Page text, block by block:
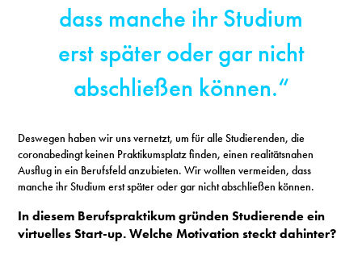
dass manche ihr Studium
erst später oder gar nicht
abschließen können.“
Deswegen haben wir uns vernetzt, um für alle Studierenden, die
coronabedingt keinen Praktikumsplatz finden, einen realitätsnahen
Ausflug in ein Berufsfeld anzubieten. Wir wollten vermeiden, dass
manche ihr Studium erst später oder gar nicht abschließen können.
In diesem Berufspraktikum gründen Studierende ein
virtuelles Start-up. Welche Motivation steckt dahinter?